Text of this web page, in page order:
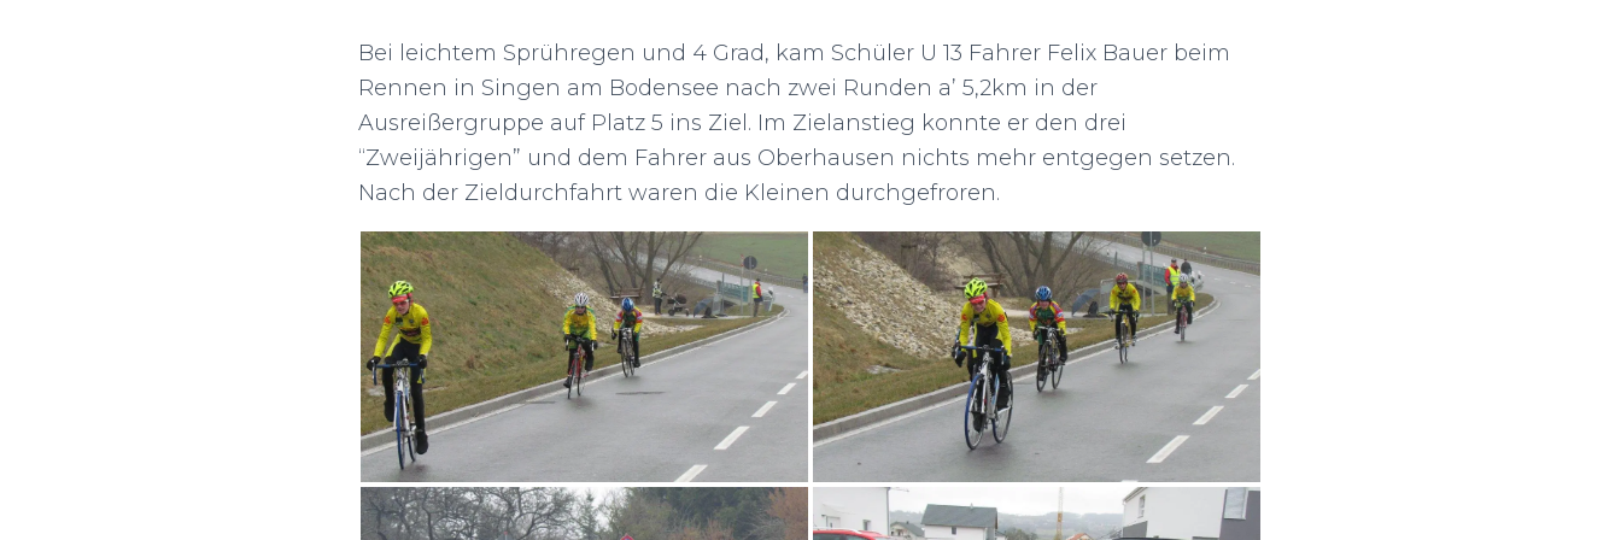
Bei leichtem Sprühregen und 4 Grad, kam Schüler U 13 Fahrer Felix Bauer beim
Rennen in Singen am Bodensee nach zwei Runden a’ 5,2km in der
Ausreißergruppe auf Platz 5 ins Ziel. Im Zielanstieg konnte er den drei
“Zweijährigen” und dem Fahrer aus Oberhausen nichts mehr entgegen setzen.
Nach der Zieldurchfahrt waren die Kleinen durchgefroren.